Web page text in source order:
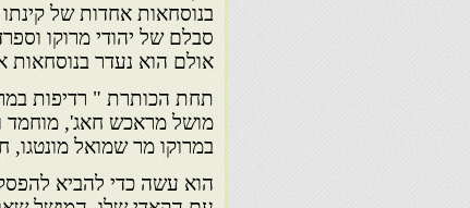
בנוסחאות אחדות של
אולם הוא נעדר בנוסחאות
תחת הכותרת " רדיפות
מושל מראכש חאג', מוחמד
במרוקו מר שמואל מונטגו,
הוא עשה כדי להביא